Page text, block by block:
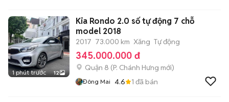
1 phút trước 12
Kia Rondo 2.0 số tự động 7 chỗ
model 2018
2017 73.000 km Xăng Tự động
345.000.000 đ
Quận 8 (P. Chánh Hưng mới)
Đông Mai 4.6 1 đã bán